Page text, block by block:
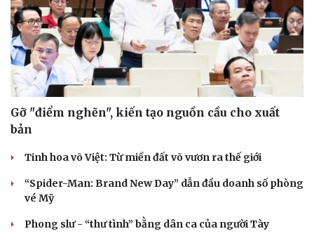
Doanh nghiệp
Thông tin doanh nghiệp
Doanh nghiệp 24h
Doanh nhân
Vì cộng đồng
Công nghệ
Sành điệu
Tin Công nghệ
Trải nghiệm
Chuyển đổi số
Gỡ "điểm nghẽn", kiến tạo nguồn cầu cho xuất
bản
Tinh hoa võ Việt: Từ miền đất võ vươn ra thế giới
“Spider-Man: Brand New Day” dẫn đầu doanh số phòng
vé Mỹ
Phong slư - “thư tình” bằng dân ca của người Tày